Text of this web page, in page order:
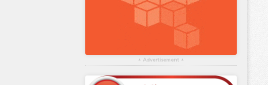
▴ Advertisement ▴